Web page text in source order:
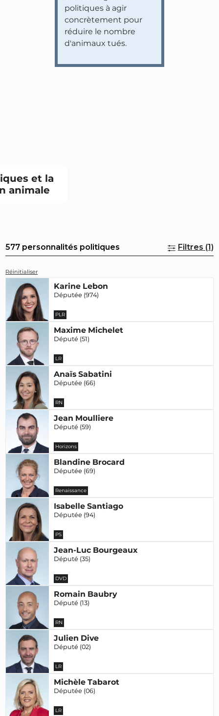
politiques à agir
concrètement pour
réduire le nombre
d'animaux tués.
et la
animale
577 personnalités politiques
Réinitialiser
Filtres (1)
Karine Lebon
Députée (974)
PLR
Maxime Michelet
Député (51)
LR
Anaïs Sabatini
Députée (66)
RN
Jean Moulliere
Député (59)
Horizons
Blandine Brocard
Députée (69)
Renaissance
Isabelle Santiago
Députée (94)
PS
Jean-Luc Bourgeaux
Député (35)
DVD
Romain Baubry
Député (13)
RN
Julien Dive
Député (02)
LR
Michèle Tabarot
Députée (06)
LR